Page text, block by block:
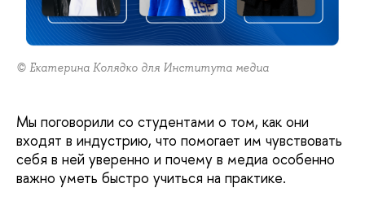
© Екатерина Колядко для Института медиа
Мы поговорили со студентами о том, как они
входят в индустрию, что помогает им чувствовать
себя в ней уверенно и почему в медиа особенно
важно уметь быстро учиться на практике.